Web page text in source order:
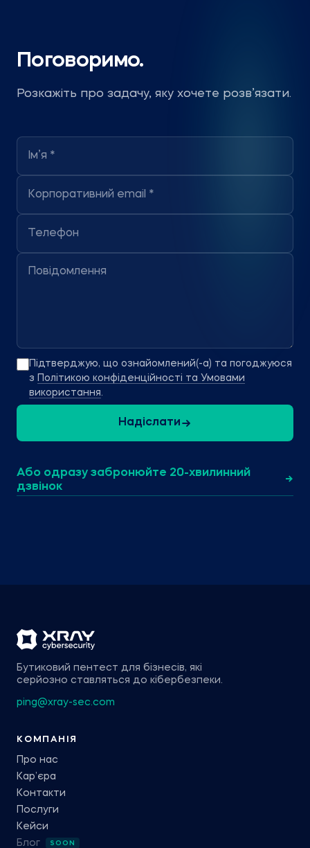
Поговоримо.
Розкажіть про задачу, яку хочете розв’язати.
Ім’я *
Корпоративний email *
Телефон
Повідомлення
Підтверджую, що ознайомлений(-а) та погоджуюся
з
Політикою конфіденційності та Умовами
використання.
Надіслати
Або одразу забронюйте 20-хвилинний
дзвінок
→
Бутиковий пентест для бізнесів, які
серйозно ставляться до кібербезпеки.
ping@xray-sec.com
КОМПАНІЯ
Про нас
Кар’єра
Контакти
Послуги
Кейси
Блог